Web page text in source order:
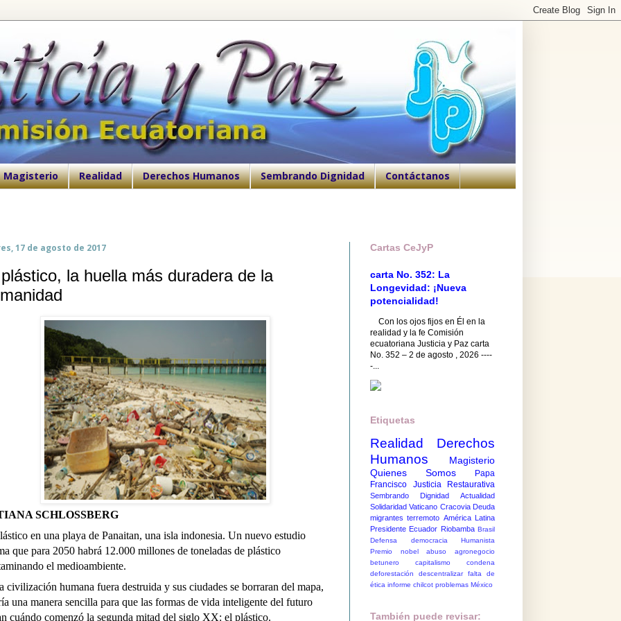
Magisterio Realidad Derechos Humanos Sembrando Dignidad Contáctanos
17 de agosto de 2017
la huella más duradera de la
SCHLOSSBERG
en una playa de Panaitan, una isla indonesia. Un nuevo estudio
que para 2050 habrá 12.000 millones de toneladas de plástico
el medioambiente.
civilización humana fuera destruida y sus ciudades se borraran del mapa,
una manera sencilla para que las formas de vida inteligente del futuro
cuándo comenzó la segunda mitad del siglo XX: el plástico.
Cartas CeJyP
carta No. 352: La
Longevidad: ¡Nueva
potencialidad!
Con los ojos fijos en Él en la
realidad y la fe Comisión
ecuatoriana Justicia y Paz carta
No. 352 – 2 de agosto , 2026 ----
-...
Etiquetas
Realidad
Derechos
Humanos
Magisterio
Quienes Somos
Papa
Francisco
Justicia Restaurativa
Sembrando Dignidad
Actualidad
Solidaridad Vaticano Cracovia Deuda
migrantes terremoto América Latina
Presidente Ecuador Riobamba Brasil
Defensa democracia
Humanista
Premio nobel
abuso
agronegocio
betunero
capitalismo
condena
deforestación
descentralizar
falta de
ética informe chilcot problemas México
También puede revisar: